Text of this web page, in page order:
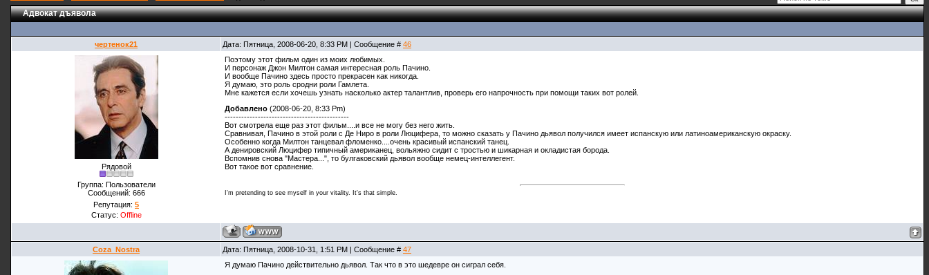
Адвокат дъявола
чертенок21 Дата: Пятница, 2008-06-20, 8:33 PM | Сообщение # 46
Рядовой
Группа: Пользователи
Сообщений: 666
Репутация: 5
Статус: Offline
Поэтому этот фильм один из моих любимых.
И персонаж Джон Милтон самая интересная роль Пачино.
И вообще Пачино здесь просто прекрасен как никогда.
Я думаю, это роль сродни роли Гамлета.
Мне кажется если хочешь узнать насколько актер талантлив, проверь его напрочность при помощи таких вот ролей.
Добавлено (2008-06-20, 8:33 Pm)
---------------------------------------------
Вот смотрела еще раз этот фильм....и все не могу без него жить.
Сравнивая, Пачино в этой роли с Де Ниро в роли Люцифера, то можно сказать у Пачино дьявол получился имеет испанскую или латиноамериканскую окраску.
Особенно когда Милтон танцевал фломенко....очень красивый испанский танец.
А денировский Люцифер типичный американец, вольяжно сидит с тростью и шикарная и окладистая борода.
Вспомнив снова "Мастера...", то булгаковский дьявол вообще немец-интеллегент.
Вот такое вот сравнение.
I'm pretending to see myself in your vitality. It's that simple.
Coza_Nostra Дата: Пятница, 2008-10-31, 1:51 PM | Сообщение # 47
Я думаю Пачино действительно дьявол. Так что в это шедевре он сиграл себя.